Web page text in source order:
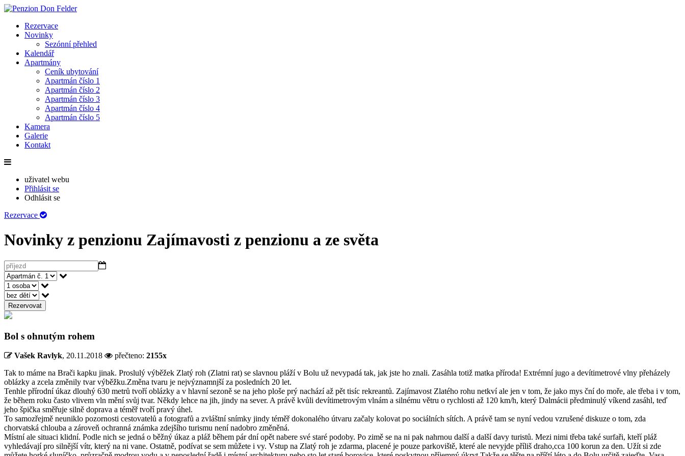
Rezervace
Novinky
Sezónní přehled
Kalendář
Apartmány
Ceník ubytování
Apartmán číslo 1
Apartmán číslo 2
Apartmán číslo 3
Apartmán číslo 4
Apartmán číslo 5
Kamera
Galerie
Kontakt
uživatel webu
Přihlásit se
Odhlásit se
Rezervace
Novinky z penzionu Zajímavosti z penzionu a ze světa
Rezervovat
Bol s ohnutým rohem
Vašek Ravlyk, 20.11.2018 přečteno: 2155x
Tak to máme na Brači kapku jinak. Proslulý výběžek Zlatý roh (Zlatni rat) se slavnou pláží v Bolu už nevypadá tak, jak jste ho znali. Zasáhla totiž matka příroda! Extrémní jugo a devítimetrové vlny přeházely
oblázky a zcela změnily tvar výběžku.Změna tvaru je nejvýznamnjší za posledních 20 let.
Tenhle přírodní úkaz dlouhý 630 metrů tvoří oblázky a v hlavní sezoně se na jeho ploše prý nachází až pět tisíc rekreantů. Zajímavost Zlatého rohu netkví ale jen v tom, že jako mys ční do moře, ale třeba i v tom,
že během roku často vlivem vln mění svůj tvar. Někdy lehce na jih, jindy na sever. A právě kvůli devítimetrovým vlnám a silnému větru o rychlosti až 120 km/h, který Dalmácii předminulý víkend zasáhl, teď
jeho špička směřuje silně doprava a téměř tvoří pravý úhel.
To samozřejmě neuniklo pozornosti cestovatelů a fotografů a zvláštní snímky jindy téměř dokonalého útvaru začaly kolovat po sociálních sítích. A právě tam se nyní vedou vzrušené diskuze o tom, zda
chorvatská chlouba a zároveň ochranná známka zdejšího turismu není nadobro změněná.
Místní ale situaci klidní. Podle nich se jedná o běžný úkaz a pláž během pár dní opět nabere své staré podoby. Po zimě se na ni pak nahrnou další a další davy turistů. Mezi nimi třeba také surfaři, kteří pláž
vyhledávají pro silnější vítr, který na ni vane. Ostatně, podívat se sem můžete i vy. Vstup na Zlatý roh je zdarma, placené je pouze parkoviště, které ale nevyjde příliš draho,cca 100 korun za den. Užít si zde